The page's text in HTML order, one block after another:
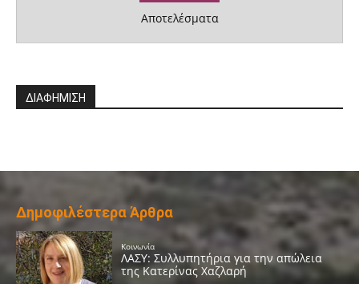
Αποτελέσματα
ΔΙΑΦΗΜΙΣΗ
Δημοφιλέστερα Άρθρα